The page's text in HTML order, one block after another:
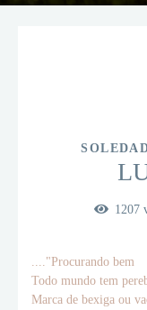
1207
...."Procurando bem
Todo mundo tem
Marca de bexiga ou